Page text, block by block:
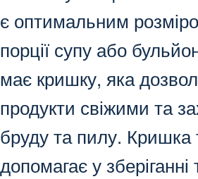
є оптимальним
порції супу або
має кришку, яка
продукти свіжими та
бруду та пилу. Кришка
допомагає у